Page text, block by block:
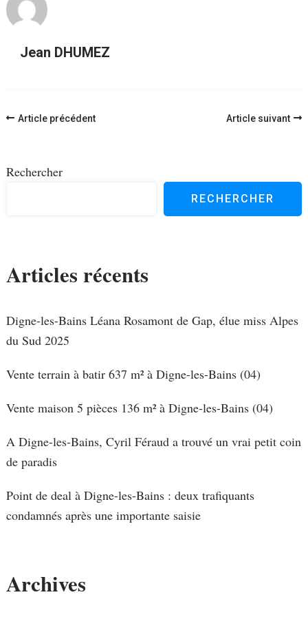
Jean DHUMEZ
Navigation
Article précédent Article suivant
Rechercher
RECHERCHER
Articles récents
Digne-les-Bains Léana Rosamont de Gap, élue miss Alpes
du Sud 2025
Vente terrain à batir 637 m² à Digne-les-Bains (04)
Vente maison 5 pièces 136 m² à Digne-les-Bains (04)
A Digne-les-Bains, Cyril Féraud a trouvé un vrai petit coin
de paradis
Point de deal à Digne-les-Bains : deux trafiquants
condamnés après une importante saisie
Archives